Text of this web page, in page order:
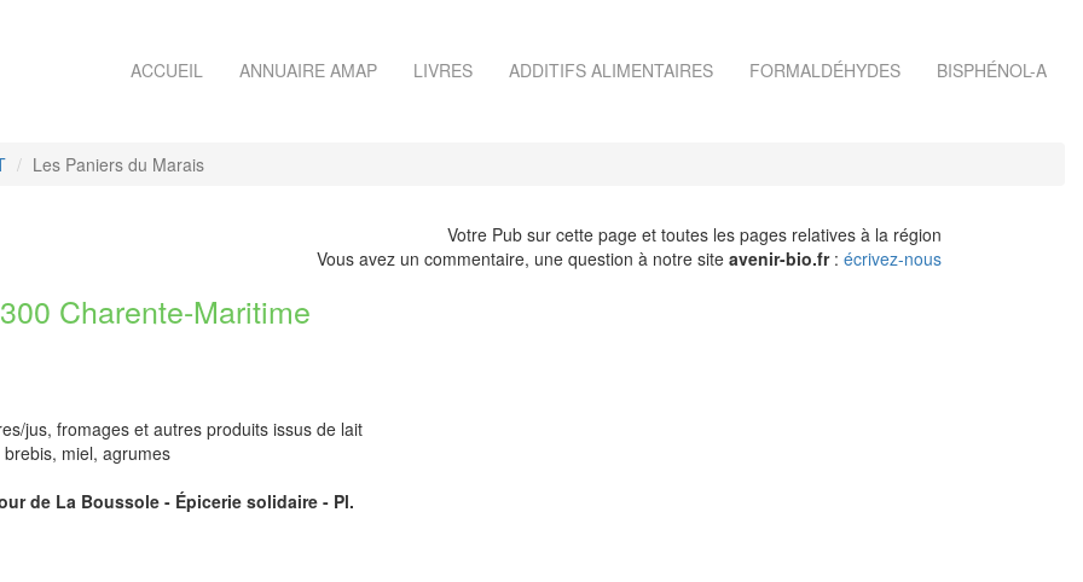
ACCUEIL ANNUAIRE AMAP LIVRES ADDITIFS ALIMENTAIRES FORMALDÉHYDES BISPHÉNOL-A
Les Paniers du Marais
Votre Pub sur cette page et toutes les pages relatives à la région
Vous avez un commentaire, une question à notre site avenir-bio.fr: écrivez-nous
Charente-Maritime
jus, fromages et autres produits issus de lait
miel, agrumes
de La Boussole - Épicerie solidaire - Pl.